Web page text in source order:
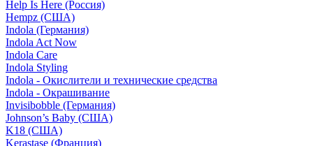
Help Is Here (Россия)
Hempz (США)
Indola (Германия)
Indola Act Now
Indola Care
Indola Styling
Indola - Окислители и технические средства
Indola - Окрашивание
Invisibobble (Германия)
Johnson’s Baby (США)
K18 (США)
Kerastase (Франция)